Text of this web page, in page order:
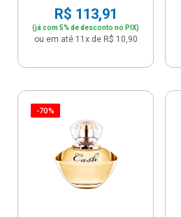
R$ 113,91
(já com 5% de desconto no PIX)
ou em até 11x de R$ 10,90
-70%